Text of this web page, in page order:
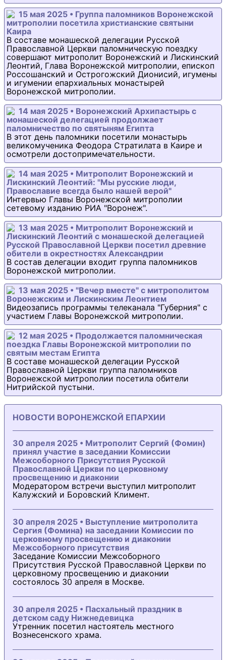
15 мая 2025 • Группа паломников Воронежской
митрополии посетила христианские святыни
Каира
В составе монашеской делегации Русской
Православной Церкви паломническую поездку
совершают митрополит Воронежский и Лискинский
Леонтий, Глава Воронежской митрополии, епископ
Россошанский и Острогожский Дионисий, игумены
и игумении епархиальных монастырей
Воронежской митрополии.
14 мая 2025 • Воронежский Архипастырь с
монашеской делегацией продолжает
паломничество по святыням Египта
В этот день паломники посетили монастырь
великомученика Феодора Стратилата в Каире и
осмотрели достопримечательности.
14 мая 2025 • Митрополит Воронежский и
Лискинский Леонтий: "Мы русские люди,
Православие всегда было нашей верой"
Интервью Главы Воронежской митрополии
сетевому изданию РИА "Воронеж".
13 мая 2025 • Митрополит Воронежский и
Лискинский Леонтий с монашеской делегацией
Русской Православной Церкви посетил древние
обители в окрестностях Александрии
В состав делегации входит группа паломников
Воронежской митрополии.
13 мая 2025 • "Вечер вместе" с митрополитом
Воронежским и Лискинским Леонтием
Видеозапись программы телеканала "Губерния" с
участием Главы Воронежской митрополии.
12 мая 2025 • Продолжается паломническая
поездка Главы Воронежской митрополии по
святым местам Египта
В составе монашеской делегации Русской
Православной Церкви группа паломников
Воронежской митрополии посетила обители
Нитрийской пустыни.
НОВОСТИ ВОРОНЕЖСКОЙ ЕПАРХИИ
30 апреля 2025 • Митрополит Сергий (Фомин)
принял участие в заседании Комиссии
Межсоборного Присутствия Русской
Православной Церкви по церковному
просвещению и диаконии
Модератором встречи выступил митрополит
Калужский и Боровский Климент.
30 апреля 2025 • Выступление митрополита
Сергия (Фомина) на заседании Комиссии по
церковному просвещению и диаконии
Межсоборного присутствия
Заседание Комиссии Межсоборного
Присутствия Русской Православной Церкви по
церковному просвещению и диаконии
состоялось 30 апреля в Москве.
30 апреля 2025 • Пасхальный праздник в
детском саду Нижнедевицка
Утренник посетил настоятель местного
Вознесенского храма.